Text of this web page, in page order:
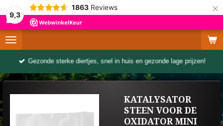
9,3
1863 Reviews ×
Gezonde sterke diertjes, snel in huis en gezonde lage prijzen!
KATALYSATOR
STEEN VOOR DE
OXIDATOR MINI